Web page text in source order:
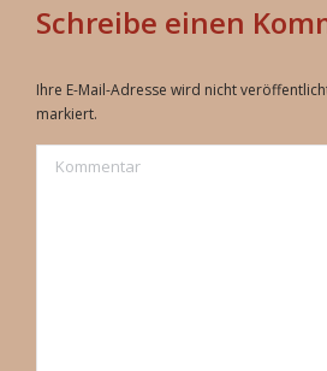
Schreibe einen
Ihre E-Mail-Adresse wird nicht
markiert.
Kommentar